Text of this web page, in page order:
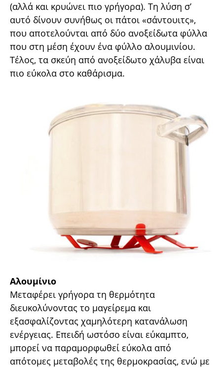
(αλλά και κρυώνει πιο γρήγορα). Τη λύση σ’
αυτό δίνουν συνήθως οι πάτοι «σάντουιτς»,
που αποτελούνται από δύο ανοξείδωτα φύλλα
που στη µέση έχουν ένα φύλλο αλουµινίου.
Τέλος, τα σκεύη από ανοξείδωτο χάλυβα είναι
πιο εύκολα στο καθάρισµα.
Αλουµίνιο
Μεταφέρει γρήγορα τη θερµότητα
διευκολύνοντας το µαγείρεµα και
εξασφαλίζοντας χαµηλότερη κατανάλωση
ενέργειας. Επειδή ωστόσο είναι εύκαµπτο,
µπορεί να παραµορφωθεί εύκολα από
απότοµες µεταβολές της θερµοκρασίας, ενώ µε